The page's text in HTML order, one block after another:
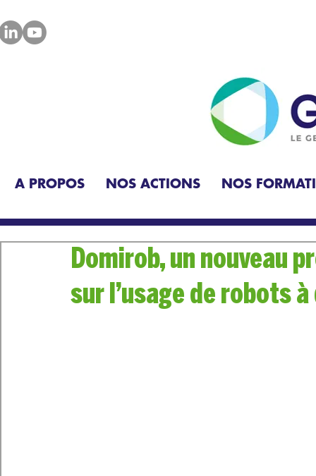
A PROPOS NOS ACTIONS NOS
Domirob, un nouveau
sur l’usage de robots